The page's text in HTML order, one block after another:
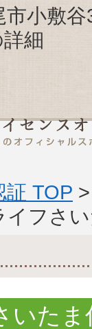
市小
細
証 TOP
フさ
いた